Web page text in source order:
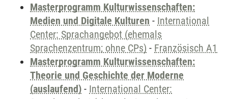
Masterprogramm Kulturwissenschaften:
Medien und Digitale Kulturen - International
Center: Sprachangebot (ehemals
Sprachenzentrum; ohne CPs) - Französisch A1
Masterprogramm Kulturwissenschaften:
Theorie und Geschichte der Moderne
(auslaufend) - International Center: